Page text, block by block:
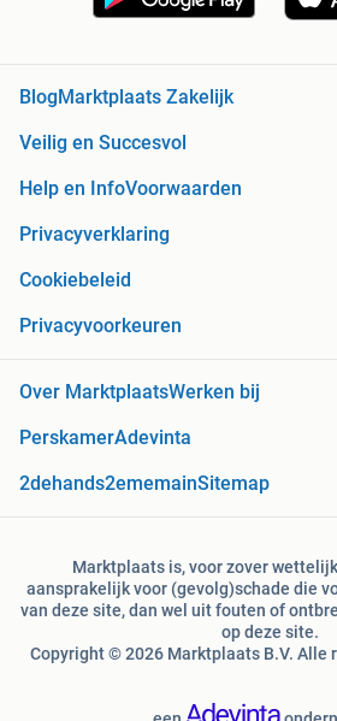
BlogMarktplaats Zakelijk
Veilig en Succesvol
Help en InfoVoorwaarden
Privacyverklaring
Cookiebeleid
Privacyvoorkeuren
Over MarktplaatsWerken bij
PerskamerAdevinta
2dehands2ememainSitemap
Marktplaats is, voor zover
aansprakelijk voor (gevolg)schade die
van deze site, dan wel uit fouten of
op deze site.
Copyright © 2026 Marktplaats B.V. Alle